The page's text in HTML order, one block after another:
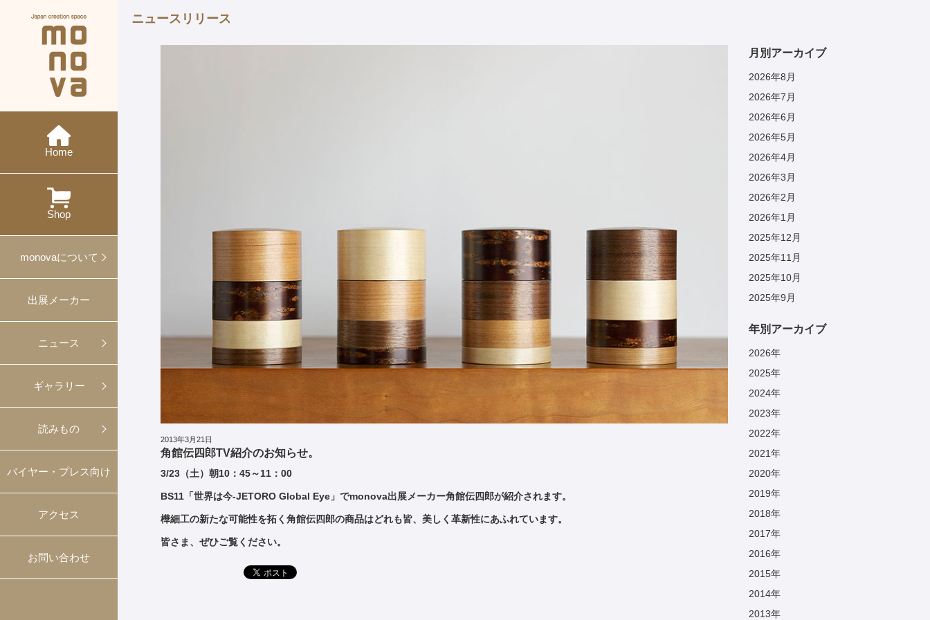
Home
Shop
monovaについて
出展メーカー
ニュース
ギャラリー
読みもの
バイヤー・プレス向け
アクセス
お問い合わせ
ニュースリリース
2013年3月21日
角館伝四郎TV紹介のお知らせ。
3/23（土）朝10：45～11：00
BS11「世界は今-JETORO Global Eye」でmonova出展メーカー角館伝四郎が紹介されます。
樺細工の新たな可能性を拓く角館伝四郎の商品はどれも皆、美しく革新性にあふれています。
皆さま、ぜひご覧ください。
月別アーカイブ
2026年8月
2026年7月
2026年6月
2026年5月
2026年4月
2026年3月
2026年2月
2026年1月
2025年12月
2025年11月
2025年10月
2025年9月
年別アーカイブ
2026年
2025年
2024年
2023年
2022年
2021年
2020年
2019年
2018年
2017年
2016年
2015年
2014年
2013年